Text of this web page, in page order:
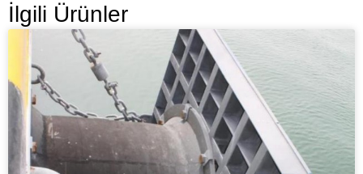
İlgili Ürünler